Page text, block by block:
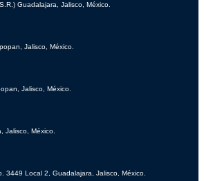
Guadalajara, Jalisco, México.
Jalisco, México.
Jalisco, México.
Jalisco, México.
3449 Local 2, Guadalajara, Jalisco, México.